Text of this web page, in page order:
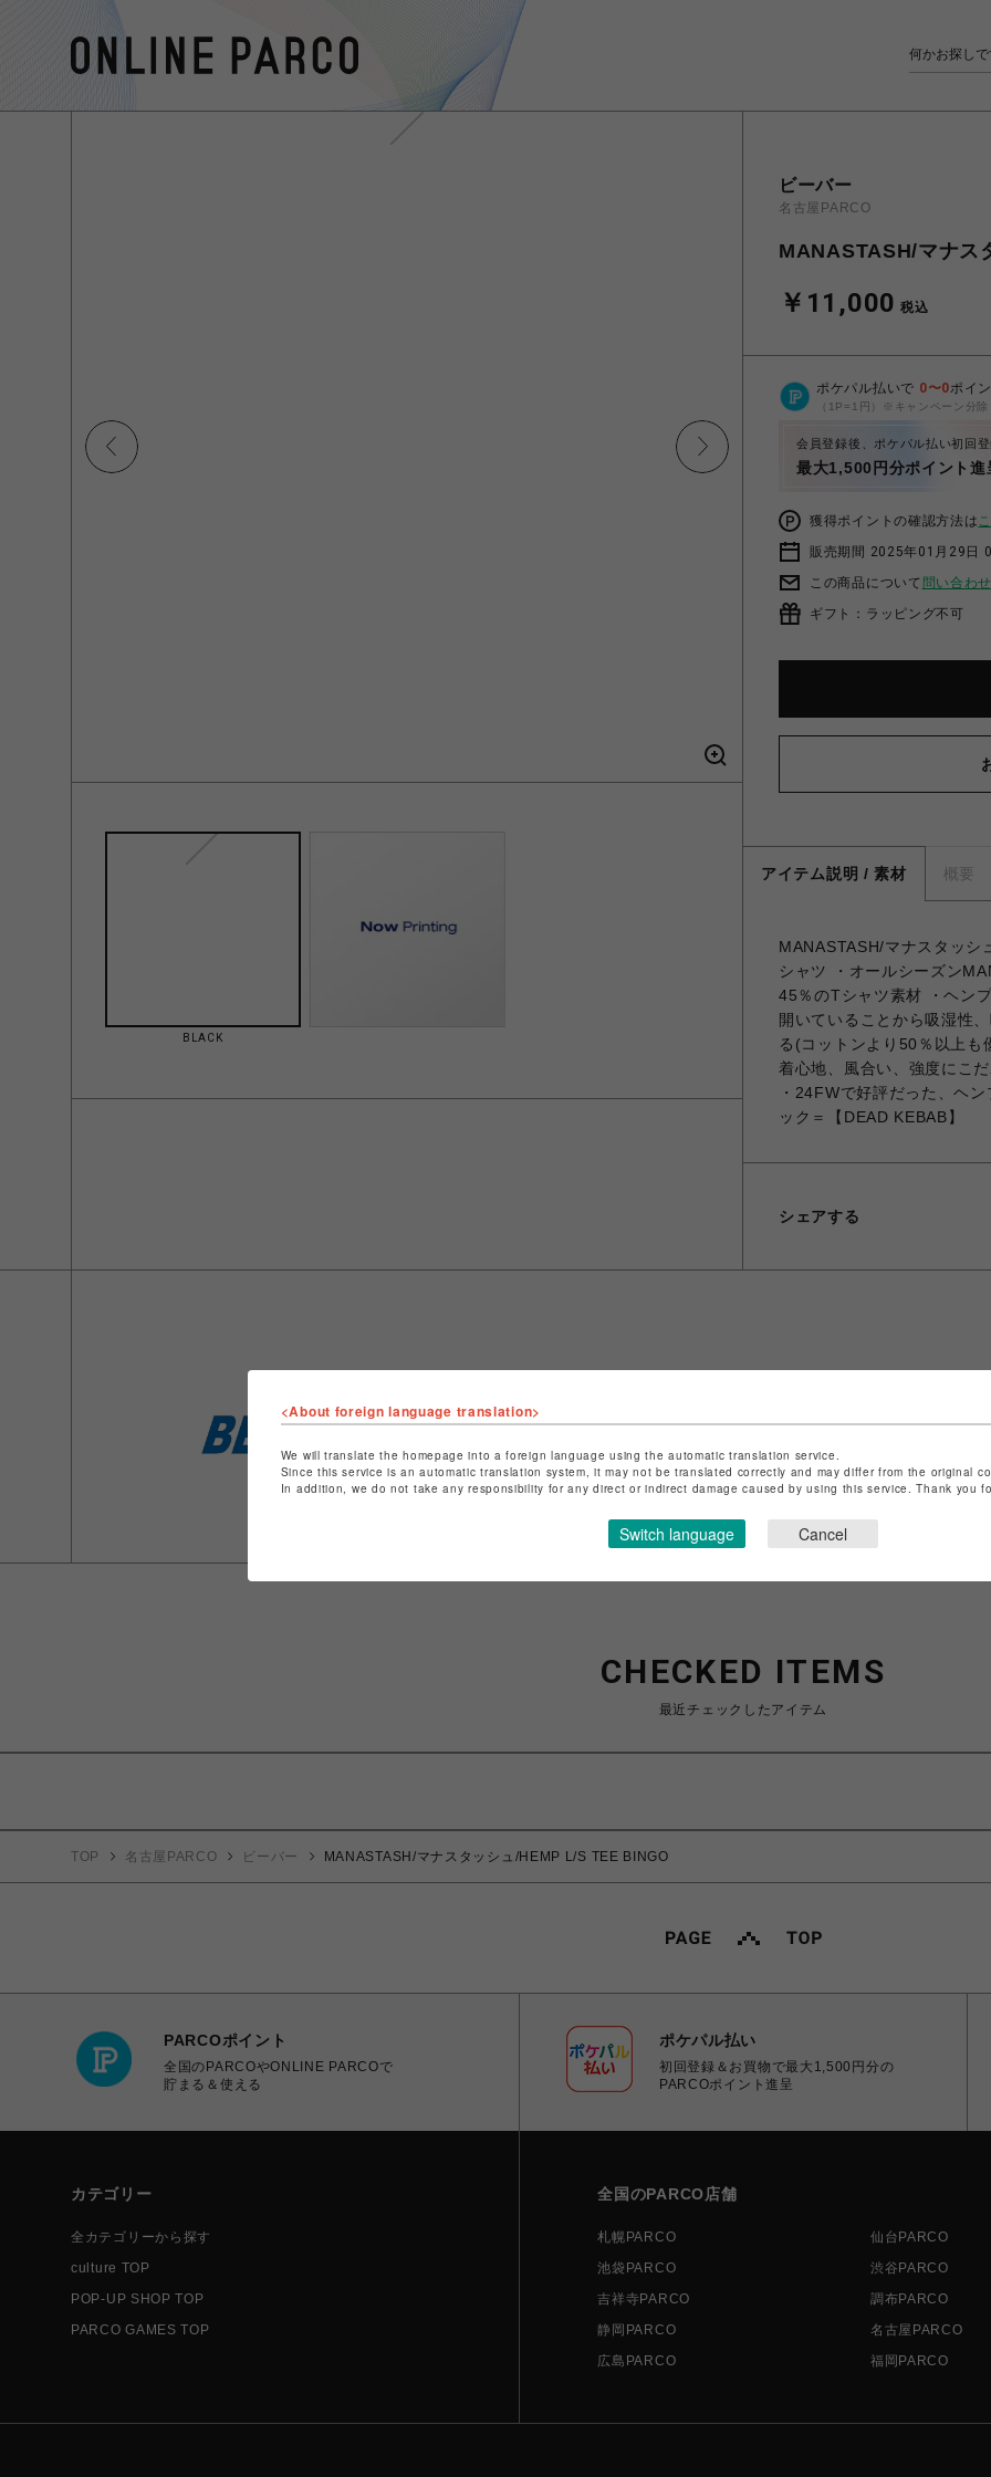
BLACK
ビーバー
名古屋PARCO
MANASTASH/マナス
￥11,000 税込
ポケパル払いで 0〜0ポイ
（1P=1円）※キャンペーン分除
会員登録後、ポケパル払い初回
最大1,500円分ポイント進
獲得ポイントの確認方法は
販売期間 2025年01月29日
この商品について 問い合わ
ギフト：ラッピング不可
アイテム説明 / 素材 概要
MANASTASH/マナスタッ
シャツ ・オールシーズン
45％のTシャツ素材 ・ヘン
開いていることから吸湿性
る(コットンより50％以上も
着心地、風合い、強度にこ
・24FWで好評だった、ヘ
ック＝【DEAD KEBAB】
シェアする
店舗名
特定商取引法など法令に基づく表記はこちら
ショップお問い合わせはこちら
CHECKED ITEMS
最近チェックしたアイテム
TOP 名古屋PARCO ビーバー MANASTASH/マナスタッシュ/HEMP L/S TEE BINGO
PARCOポイント
全国のPARCOやONLINE PARCOで
貯まる＆使える
ポケパル払い
初回登録＆お買物で最大1,500円分の
PARCOポイント進呈
カテゴリー
全カテゴリーから探す
culture TOP
POP-UP SHOP TOP
PARCO GAMES TOP
全国のPARCO店舗
札幌PARCO 仙台PARCO
池袋PARCO
渋谷PARCO
吉祥寺PARCO
調布PARCO
静岡PARCO
名古屋PARCO
広島PARCO
福岡PARCO
<About foreign language translation>
We will translate the homepage into a foreign language using the automatic translation service.
Since this service is an automatic translation system, it may not be translated correctly and may differ from the original
In addition, we do not take any responsibility for any direct or indirect damage caused by using this service. Thank you
Switch language Cancel